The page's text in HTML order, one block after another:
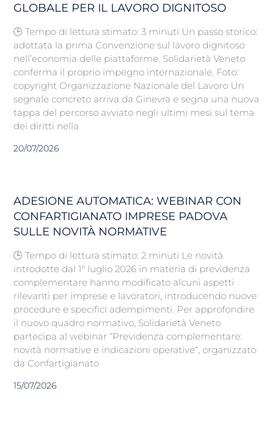
GLOBALE PER IL LAVORO DIGNITOSO
🕒 Tempo di lettura stimato: 3 minuti Un passo storico:
adottata la prima Convenzione sul lavoro dignitoso
nell’economia delle piattaforme. Solidarietà Veneto
conferma il proprio impegno internazionale. Foto:
copyright Organizzazione Nazionale del Lavoro Un
segnale concreto arriva da Ginevra e segna una nuova
tappa del percorso avviato negli ultimi mesi sul tema
dei diritti nella
20/07/2026
ADESIONE AUTOMATICA: WEBINAR CON
CONFARTIGIANATO IMPRESE PADOVA
SULLE NOVITÀ NORMATIVE
🕒 Tempo di lettura stimato: 2 minuti Le novità
introdotte dal 1° luglio 2026 in materia di previdenza
complementare hanno modificato alcuni aspetti
rilevanti per imprese e lavoratori, introducendo nuove
procedure e specifici adempimenti. Per approfondire
il nuovo quadro normativo, Solidarietà Veneto
partecipa al webinar “Previdenza complementare:
novità normative e indicazioni operative“, organizzato
da Confartigianato
15/07/2026